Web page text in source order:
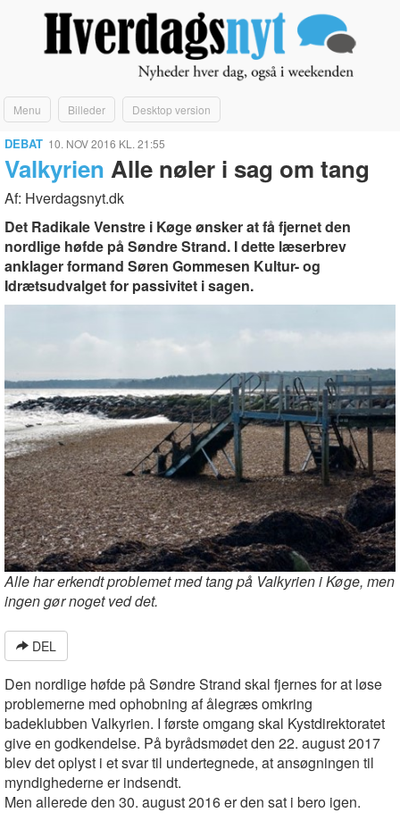
Menu Billeder Desktop version
DEBAT 10. NOV 2016 KL. 21:55
Valkyrien Alle nøler i sag om tang
Af: Hverdagsnyt.dk
Det Radikale Venstre i Køge ønsker at få fjernet den
nordlige høfde på Søndre Strand. I dette læserbrev
anklager formand Søren Gommesen Kultur- og
Idrætsudvalget for passivitet i sagen.
Alle har erkendt problemet med tang på Valkyrien i Køge, men
ingen gør noget ved det.
DEL
Den nordlige høfde på Søndre Strand skal fjernes for at løse
problemerne med ophobning af ålegræs omkring
badeklubben Valkyrien. I første omgang skal Kystdirektoratet
give en godkendelse. På byrådsmødet den 22. august 2017
blev det oplyst i et svar til undertegnede, at ansøgningen til
myndighederne er indsendt.
Men allerede den 30. august 2016 er den sat i bero igen.